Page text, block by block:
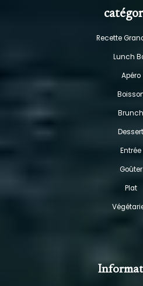
Recette
Lunch
Apéro
Brunch
Dessert
Entrée
Goûter
Plat